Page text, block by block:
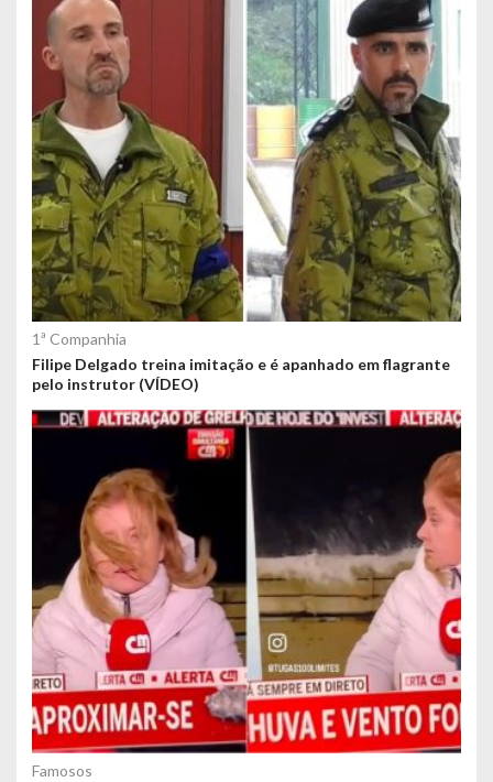
ú
o
s
1ª Companhia
Filipe Delgado treina imitação e é apanhado em flagrante
pelo instrutor (VÍDEO)
Famosos